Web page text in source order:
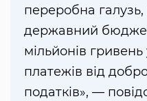
переробна галузь,
державний
мільйонів
платежів від
податків», —